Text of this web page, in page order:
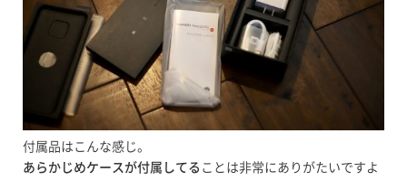
付属品はこんな感じ。
あらかじめケースが付属してる ことは非常にありがたいですよ